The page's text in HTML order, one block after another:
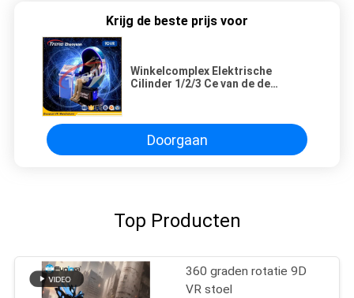
Krijg de beste prijs voor
Winkelcomplex Elektrische
Cilinder 1/2/3 Ce van de de
Doorgaan
Top Producten
360 graden rotatie 9D
VR stoel